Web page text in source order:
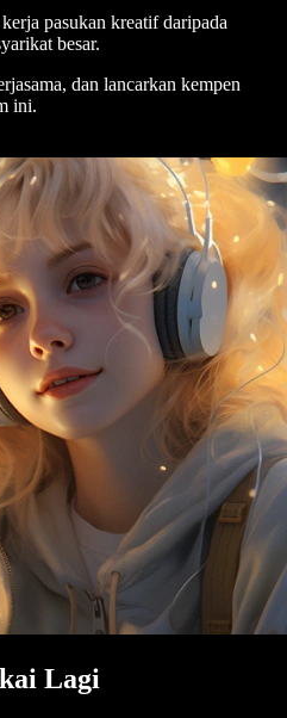
pasukan kreatif daripada
besar.
dan lancarkan kempen
ini.
Lagi